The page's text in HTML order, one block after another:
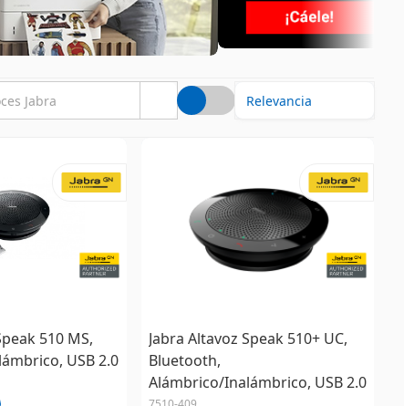
510 MS,
USB 2.0
Jabra Altavoz Speak 510+ UC,
Bluetooth,
Alámbrico/Inalámbrico, USB 2.0